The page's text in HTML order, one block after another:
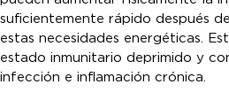
suficientemente rápido después
estas necesidades energéticas.
estado inmunitario deprimido y
infección e inflamación crónica.